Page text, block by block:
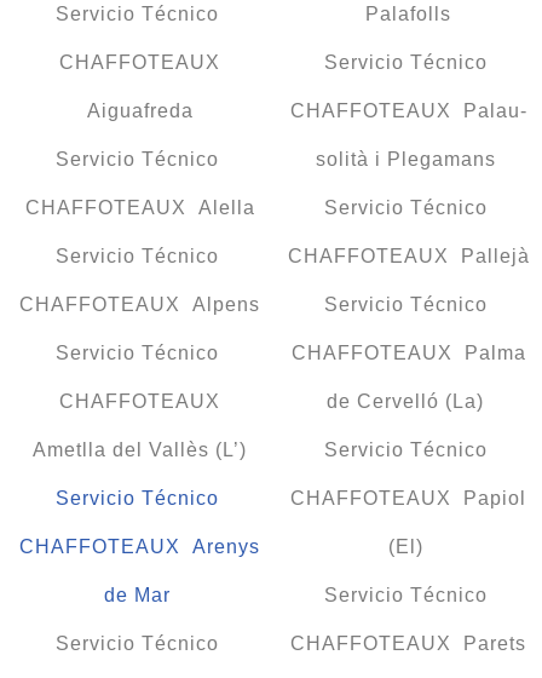
Servicio Técnico
CHAFFOTEAUX
Aiguafreda
Servicio Técnico
CHAFFOTEAUX Alella
Servicio Técnico
CHAFFOTEAUX Alpens
Servicio Técnico
CHAFFOTEAUX
Ametlla del Vallès (L’)
Servicio Técnico
CHAFFOTEAUX Arenys
de Mar
Servicio Técnico
Palafolls
Servicio Técnico
CHAFFOTEAUX Palau-
solità i Plegamans
Servicio Técnico
CHAFFOTEAUX Pallejà
Servicio Técnico
CHAFFOTEAUX Palma
de Cervelló (La)
Servicio Técnico
CHAFFOTEAUX Papiol
(El)
Servicio Técnico
CHAFFOTEAUX Parets